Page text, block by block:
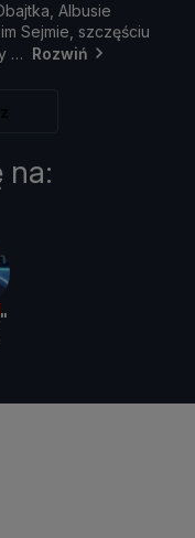
Albusie
Sejmie, szczęściu
Rozwiń
na: